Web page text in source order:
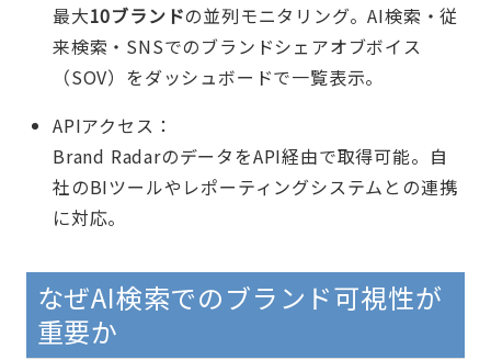
最大10ブランドの並列モニタリング。AI検索・従
来検索・SNSでのブランドシェアオブボイス
（SOV）をダッシュボードで一覧表示。
APIアクセス：
Brand RadarのデータをAPI経由で取得可能。自
社のBIツールやレポーティングシステムとの連携
に対応。
なぜAI検索でのブランド可視性が
重要か